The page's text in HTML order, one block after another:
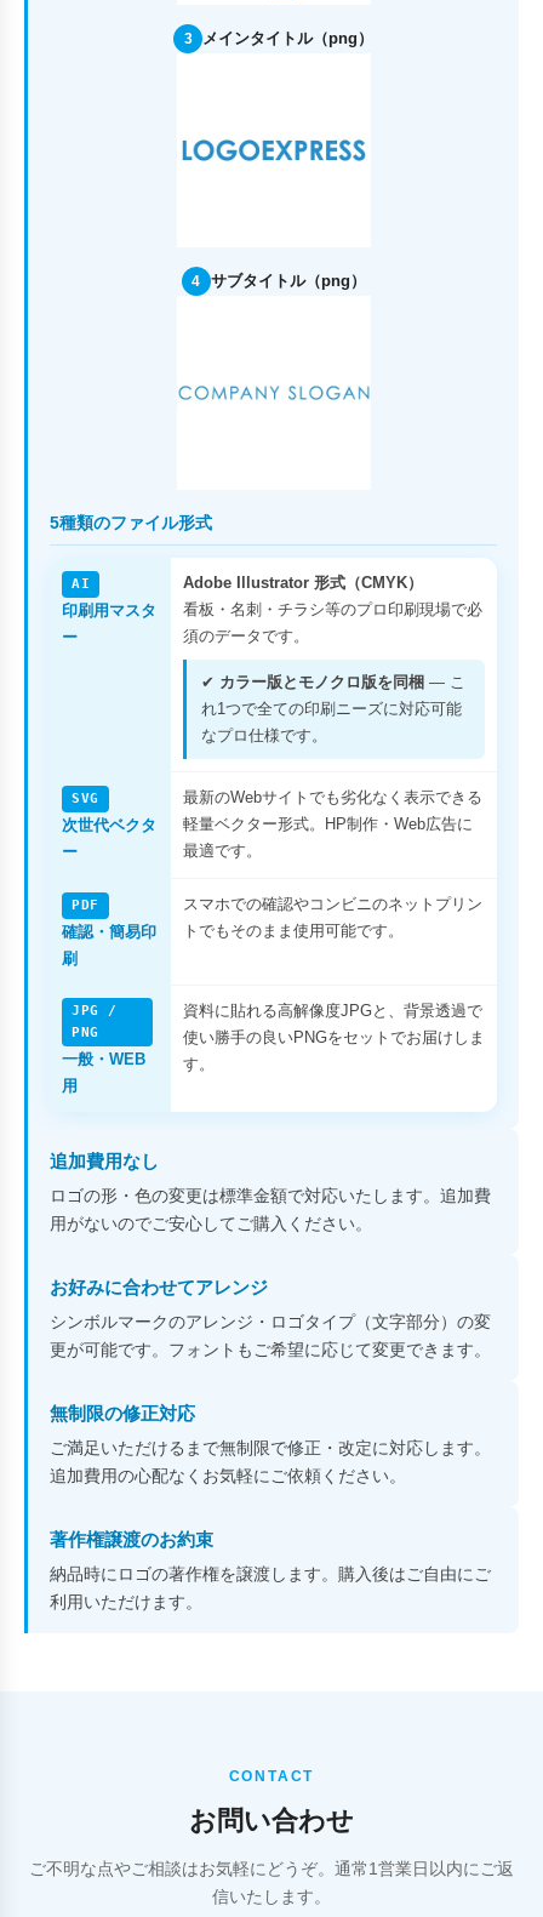
3 メインタイトル（png）
4 サブタイトル（png）
5種類のファイル形式
AI
印刷用マスタ
ー
Adobe Illustrator 形式（CMYK）
看板・名刺・チラシ等のプロ印刷現場で必
須のデータです。
✔ カラー版とモノクロ版を同梱 — こ
れ1つで全ての印刷ニーズに対応可能
なプロ仕様です。
SVG
次世代ベクタ
ー
最新のWebサイトでも劣化なく表示できる
軽量ベクター形式。HP制作・Web広告に
最適です。
PDF
確認・簡易印
刷
スマホでの確認やコンビニのネットプリン
トでもそのまま使用可能です。
JPG /
PNG
一般・WEB
用
資料に貼れる高解像度JPGと、背景透過で
使い勝手の良いPNGをセットでお届けしま
す。
追加費用なし
ロゴの形・色の変更は標準金額で対応いたします。追加費
用がないのでご安心してご購入ください。
お好みに合わせてアレンジ
シンボルマークのアレンジ・ロゴタイプ（文字部分）の変
更が可能です。フォントもご希望に応じて変更できます。
無制限の修正対応
ご満足いただけるまで無制限で修正・改定に対応します。
追加費用の心配なくお気軽にご依頼ください。
著作権譲渡のお約束
納品時にロゴの著作権を譲渡します。購入後はご自由にご
利用いただけます。
CONTACT
お問い合わせ
ご不明な点やご相談はお気軽にどうぞ。通常1営業日以内にご返
信いたします。